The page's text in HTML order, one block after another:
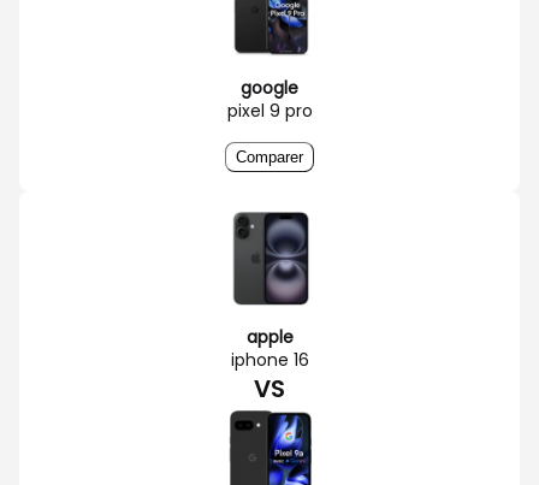
google
pixel 9 pro
Comparer
apple
iphone 16
VS